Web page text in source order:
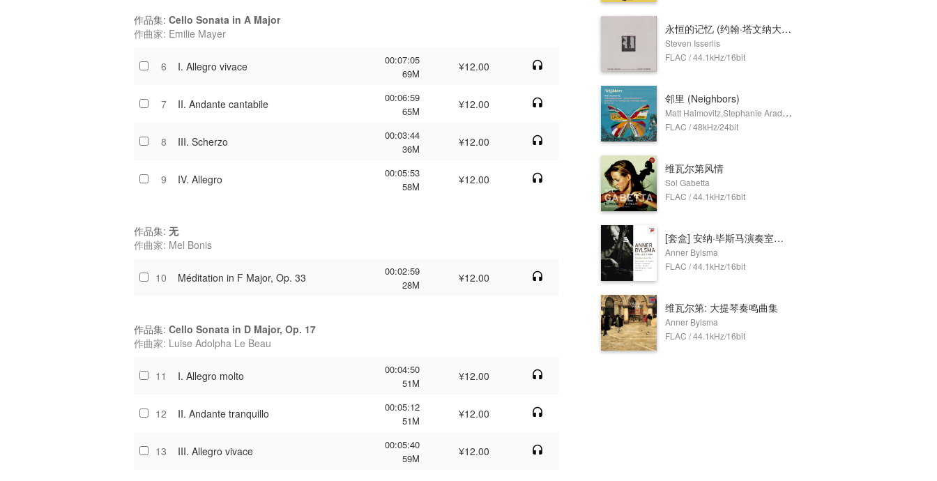
作品集: Cello Sonata in A Major
作曲家: Emilie Mayer
6 I. Allegro vivace
00:07:05
69M
¥12.00
7 II. Andante cantabile
00:06:59
65M
¥12.00
8 III. Scherzo
00:03:44
36M
¥12.00
9 IV. Allegro
00:05:53
58M
¥12.00
作品集: 无
作曲家: Mel Bonis
10 Méditation in F Major, Op. 33
00:02:59
28M
¥12.00
作品集: Cello Sonata in D Major, Op. 17
作曲家: Luise Adolpha Le Beau
11 I. Allegro molto
00:04:50
51M
¥12.00
12 II. Andante tranquillo
00:05:12
51M
¥12.00
13 III. Allegro vivace
00:05:40
59M
¥12.00
永恒的记忆 (约翰·塔文纳大提琴音乐作品集)
Steven Isserlis
FLAC / 44.1kHz/16bit
邻里 (Neighbors)
Matt Haimovitz,Stephanie Arado,University of Minnesota Chamber Singers,Uccello,Matthew Mehaffey
FLAC / 48kHz/24bit
维瓦尔第风情
Sol Gabetta
FLAC / 44.1kHz/16bit
[套盒] 安纳·毕斯马演奏室内乐,Vol. 1 (9 Discs)
Anner Bylsma
FLAC / 44.1kHz/16bit
维瓦尔第: 大提琴奏鸣曲集
Anner Bylsma
FLAC / 44.1kHz/16bit